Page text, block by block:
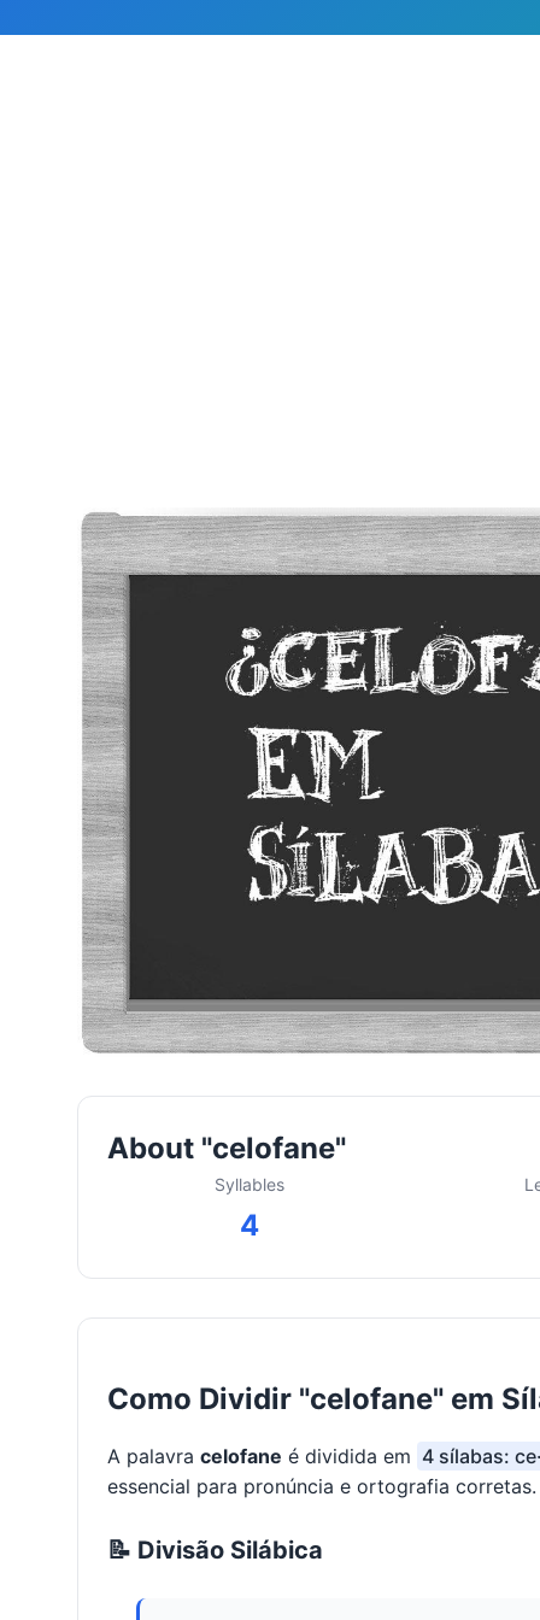
About "celofane"
Syllables
4
Como Dividir "celofane" em
A palavra celofane é dividida em 4 sílabas:
essencial para pronúncia e ortografia corretas.
📝 Divisão Silábica